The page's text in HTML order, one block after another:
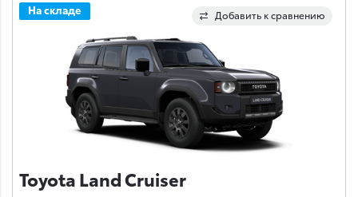
Добавить к сравнению
На складе
Toyota Land Cruiser